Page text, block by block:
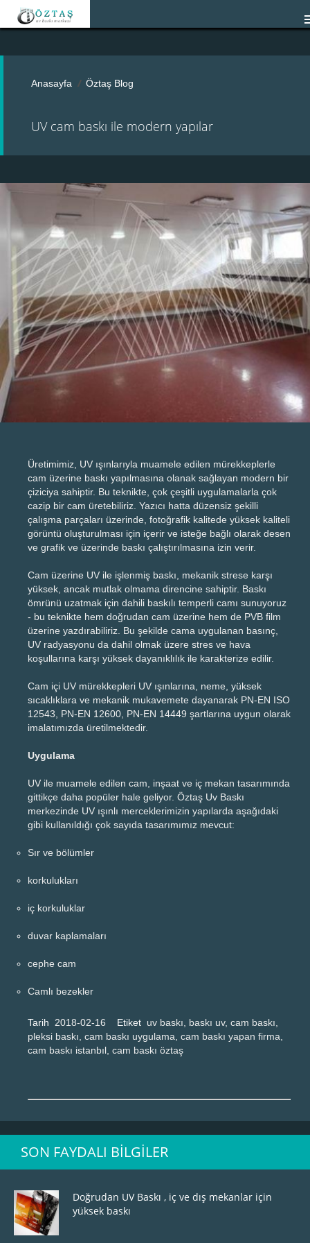
UV cam baskı ile modern yapılar
Anasayfa Öztaş Blog
Üretimimiz, UV ışınlarıyla muamele edilen mürekkeplerle
cam üzerine baskı yapılmasına olanak sağlayan modern bir
çiziciya sahiptir. Bu teknikte, çok çeşitli uygulamalarla çok
cazip bir cam üretebiliriz. Yazıcı hatta düzensiz şekilli
çalışma parçaları üzerinde, fotoğrafik kalitede yüksek kaliteli
görüntü oluşturulması için içerir ve isteğe bağlı olarak desen
ve grafik ve üzerinde baskı çalıştırılmasına izin verir.
Cam üzerine UV ile işlenmiş baskı, mekanik strese karşı
yüksek, ancak mutlak olmama direncine sahiptir. Baskı
ömrünü uzatmak için dahili baskılı temperli camı sunuyoruz
- bu teknikte hem doğrudan cam üzerine hem de PVB film
üzerine yazdırabiliriz. Bu şekilde cama uygulanan basınç,
UV radyasyonu da dahil olmak üzere stres ve hava
koşullarına karşı yüksek dayanıklılık ile karakterize edilir.
Cam içi UV mürekkepleri UV ışınlarına, neme, yüksek
sıcaklıklara ve mekanik mukavemete dayanarak PN-EN ISO
12543, PN-EN 12600, PN-EN 14449 şartlarına uygun olarak
imalatımızda üretilmektedir.
Uygulama
UV ile muamele edilen cam, inşaat ve iç mekan tasarımında
gittikçe daha popüler hale geliyor. Öztaş Uv Baskı
merkezinde UV ışınlı merceklerimizin yapılarda aşağıdaki
gibi kullanıldığı çok sayıda tasarımımız mevcut:
Sır ve bölümler
korkulukları
iç korkuluklar
duvar kaplamaları
cephe cam
Camlı bezekler
Tarih 2018-02-16 Etiket uv baskı, baskı uv, cam baskı,
pleksi baskı, cam baskı uygulama, cam baskı yapan firma,
cam baskı istanbıl, cam baskı öztaş
SON FAYDALI BILGILER
Doğrudan UV Baskı , iç ve dış mekanlar için
yüksek baskı